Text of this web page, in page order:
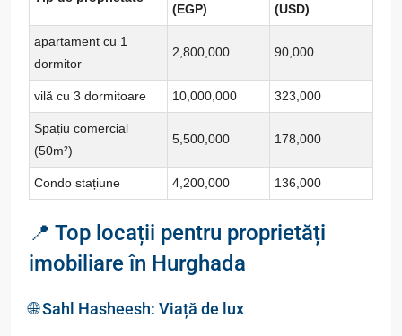
(EGP)
(USD)
apartament cu 1
dormitor
2,800,000 90,000
vilă cu 3 dormitoare 10,000,000 323,000
Spațiu comercial
(50m²)
5,500,000 178,000
Condo stațiune 4,200,000 136,000
📍 Top locații pentru proprietăți
imobiliare în Hurghada
🌐 Sahl Hasheesh: Viață de lux